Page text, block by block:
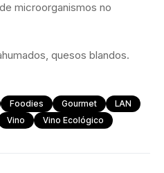
microorganismos no
quesos blandos.
Foodies Gourmet
LAN
Vino Vino Ecológico